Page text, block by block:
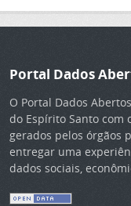
Portal Dados
O Portal Dados
do Espírito Santo com
gerados pelos órgãos
entregar uma
dados sociais,